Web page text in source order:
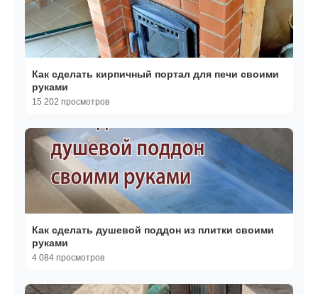
Как сделать кирпичный портал для печи своими
руками
15 202 просмотров
Как сделать душевой поддон из плитки своими
руками
4 084 просмотров